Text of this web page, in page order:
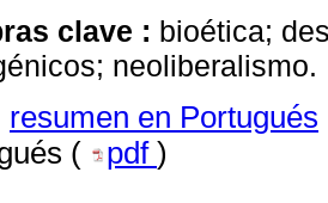
clave : bioética;
neoliberalismo.
resumen en Portugués
(
pdf )